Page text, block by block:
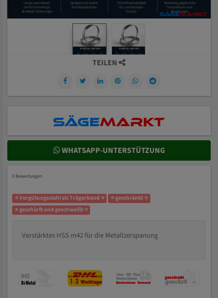
TEILEN
WHATSAPP-UNTERSTÜTZUNG
0 Bewertungen
⭐ Vergütungsstahl als Trägerband ⭐
⭐ geschränkt ⭐
⭐ geschärft und geschweißt ⭐
Verstärktes HSS m42 für die Metallzerspanung